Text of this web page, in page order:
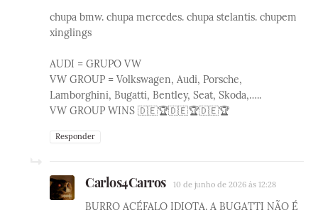
chupa bmw. chupa mercedes. chupa stelantis. chupem
xinglings
AUDI = GRUPO VW
VW GROUP = Volkswagen, Audi, Porsche,
Lamborghini, Bugatti, Bentley, Seat, Skoda,…..
VW GROUP WINS 🇩🇪🏆🇩🇪🏆🇩🇪🏆
Responder
Carlos4Carros 10 de junho de 2026 às 12:28
BURRO ACÉFALO IDIOTA. A BUGATTI NÃO É